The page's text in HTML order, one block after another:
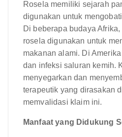
Rosela memiliki sejarah
digunakan untuk
Di beberapa budaya
rosela digunakan untuk
makanan alami. Di
dan infeksi saluran kemih.
menyegarkan dan
terapeutik yang dirasakan
memvalidasi klaim ini.
Manfaat yang Didukung